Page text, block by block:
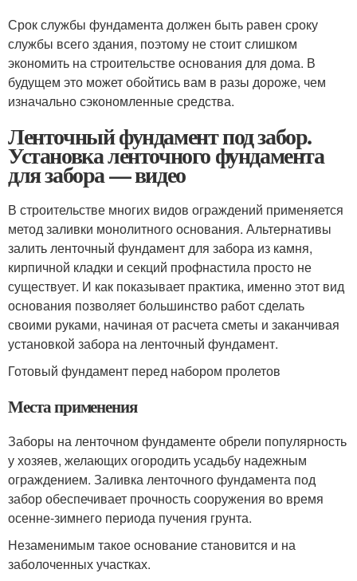
Срок службы фундамента должен быть равен сроку
службы всего здания, поэтому не стоит слишком
экономить на строительстве основания для дома. В
будущем это может обойтись вам в разы дороже, чем
изначально сэкономленные средства.
Ленточный фундамент под забор.
Установка ленточного фундамента
для забора — видео
В строительстве многих видов ограждений применяется
метод заливки монолитного основания. Альтернативы
залить ленточный фундамент для забора из камня,
кирпичной кладки и секций профнастила просто не
существует. И как показывает практика, именно этот вид
основания позволяет большинство работ сделать
своими руками, начиная от расчета сметы и заканчивая
установкой забора на ленточный фундамент.
Готовый фундамент перед набором пролетов
Места применения
Заборы на ленточном фундаменте обрели популярность
у хозяев, желающих огородить усадьбу надежным
ограждением. Заливка ленточного фундамента под
забор обеспечивает прочность сооружения во время
осенне-зимнего периода пучения грунта.
Незаменимым такое основание становится и на
заболоченных участках.